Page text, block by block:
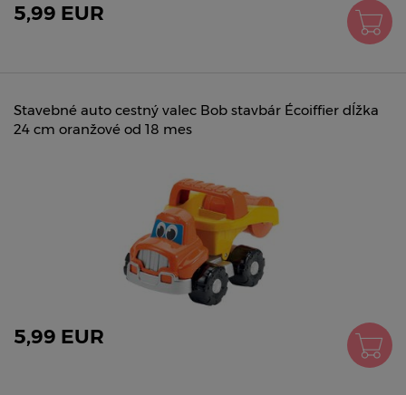
5,99 EUR
Stavebné auto cestný valec Bob stavbár Écoiffier dĺžka
24 cm oranžové od 18 mes
5,99 EUR